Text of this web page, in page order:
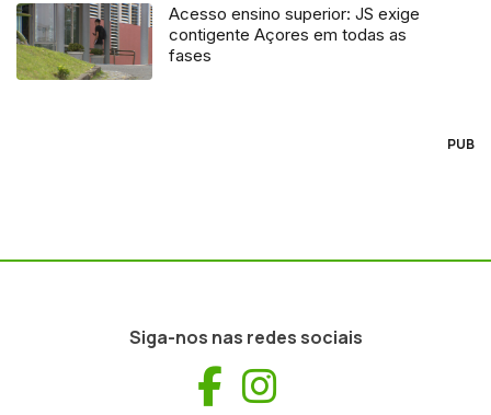
Acesso ensino superior: JS exige
contigente Açores em todas as
fases
PUB
Siga-nos nas redes sociais
Facebook